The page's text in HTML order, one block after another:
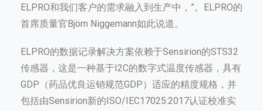
ELPRO和我们客户的需求融入到生产中，”。ELPRO的
首席质量官Björn Niggemann如此说道。
ELPRO的数据记录解决方案依赖于Sensirion的STS32
传感器，这是一种基于I2C的数字式温度传感器，具有
GDP（药品优良运销规范GDP）适应的精度规格，并
包括由Sensirion新的ISO/IEC17025:2017认证校准实